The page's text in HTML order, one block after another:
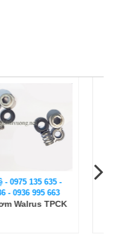
hệ - 0975 135 635 -
236 - 0936 995 663
bơm (Phớt cơ